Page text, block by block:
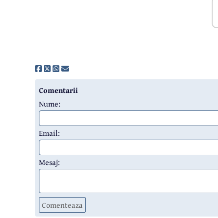
Comentarii
Nume:
Email:
Mesaj:
Comenteaza